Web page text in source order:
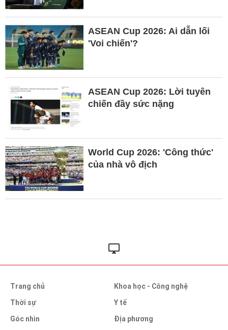
ASEAN Cup 2026: Ai dẫn lối
'Voi chiến'?
ASEAN Cup 2026: Lời tuyên
chiến đầy sức nặng
World Cup 2026: 'Công thức'
của nhà vô địch
Trang chủ
Thời sự
Góc nhìn
Khoa học - Công nghệ
Y tế
Địa phương